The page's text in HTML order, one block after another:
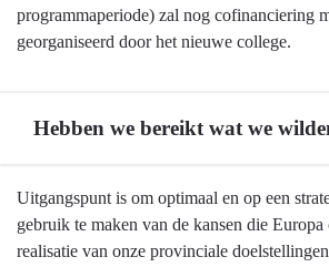
programmaperiode) zal nog cofinanciering
georganiseerd door het nieuwe college.
Hebben we bereikt wat we
Terug
naar
navigatie
Uitgangspunt is om optimaal en op een
gebruik te maken van de kansen die
realisatie van onze provinciale